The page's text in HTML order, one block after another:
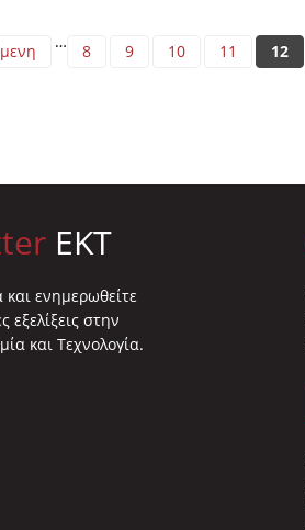
… 8 9 10 11 12
EKT
και ενημερωθείτε
εξελίξεις στην
και Τεχνολογία.